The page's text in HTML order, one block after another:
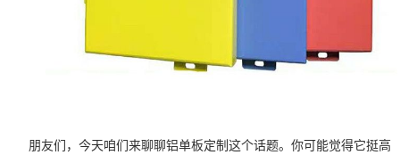
朋友们，今天咱们来聊聊铝单板定制这个话题。你可能觉得它挺高